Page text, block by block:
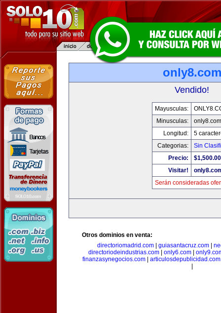
only8.com
Vendido!
Mayusculas:
Minusculas:
only8.com
Longitud:
5
Categorias:
Sin
Precio:
$1,500.00
Visitar!
Serán consideradas
Otros dominios en venta:
directoriomadrid.com| guiasantacruz.com|
directoriodeindustrias.com| only6.com|
finanzasynegocios.com| articulosdepublicidad.com